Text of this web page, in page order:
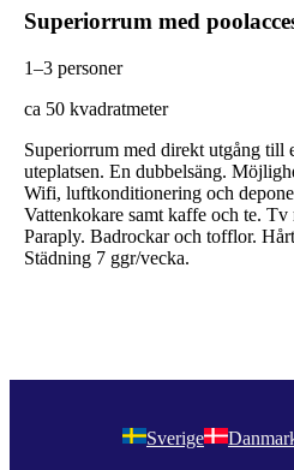
Superiorrum med
1–3 personer
ca 50 kvadratmeter
Superiorrum med direkt utgång till
uteplatsen. En dubbelsäng.
Wifi, luftkonditionering och
Vattenkokare samt kaffe och te.
Paraply. Badrockar och tofflor.
Städning 7 ggr/vecka.
Sverige